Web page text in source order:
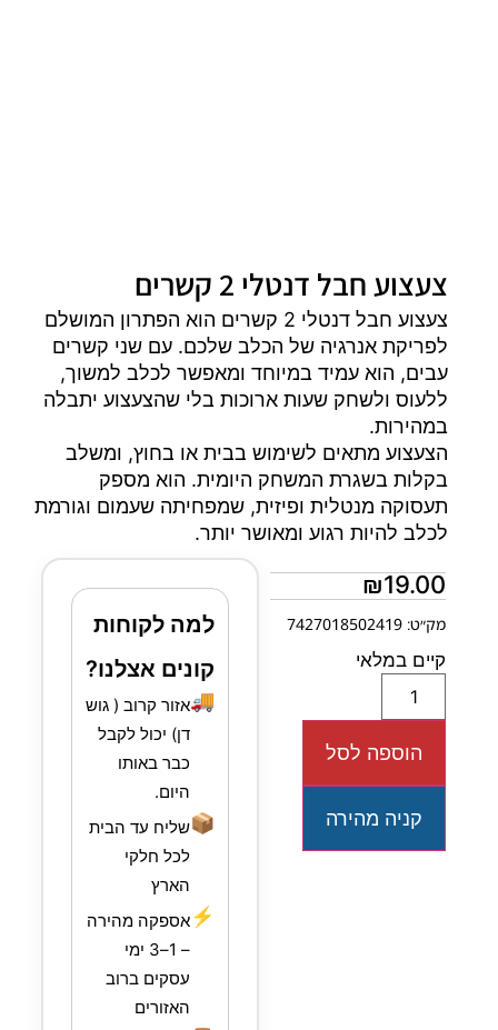
צעצוע חבל דנטלי 2 קשרים
צעצוע חבל דנטלי 2 קשרים הוא הפתרון המושלם
לפריקת אנרגיה של הכלב שלכם. עם שני קשרים
עבים, הוא עמיד במיוחד ומאפשר לכלב למשוך,
ללעוס ולשחק שעות ארוכות בלי שהצעצוע יתבלה
במהירות.
הצעצוע מתאים לשימוש בבית או בחוץ, ומשלב
בקלות בשגרת המשחק היומית. הוא מספק
תעסוקה מנטלית ופיזית, שמפחיתה שעמום וגורמת
לכלב להיות רגוע ומאושר יותר.
₪19.00
מק״ט: 7427018502419
קיים במלאי
הוספה לסל
קניה מהירה
למה לקוחות
קונים אצלנו?
🚚אזור קרוב ( גוש
דן) יכול לקבל
כבר באותו
היום.
📦שליח עד הבית
לכל חלקי
הארץ
⚡אספקה מהירה
– 1–3 ימי
עסקים ברוב
האזורים